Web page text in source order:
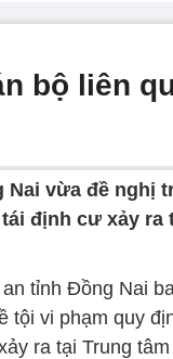
bộ liên
Nai vừa đề nghị
định cư xảy ra
tỉnh Đồng Nai
tội vi phạm quy
ra tại Trung